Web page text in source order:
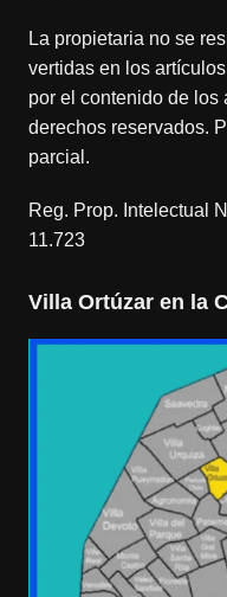
La propietaria no se
vertidas en los
por el contenido de los
derechos reservados.
parcial.
Reg. Prop. Intelectual
11.723
Villa Ortúzar en la